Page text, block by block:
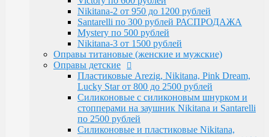
Santarelli, Lucky Star (подростковые) от 1100
до 3000 рублей
Пластиковые антивандальные Nikitana от
1100 до 1900 рублей
РАСПРОДАЖА детских оправ от 250 рублей
Металлические Детские от 600 до 3500
рублей
Оправы под линзы с большими диоптриями по
1200 рублей
Футляры до 400 рублей
Футляры по 600 рублей
Nikitana-2 от 950 до 1200 рублей
Santarelli по 300 рублей РАСПРОДАЖА
Mystery по 500 рублей
Nikitana-3 от 1500 рублей
Оправы титановые (женские и мужские)
Оправы детские
Пластиковые Arezig, Nikitana, Pink Dream,
Lucky Star от 800 до 2500 рублей
Силиконовые с силиконовым шнурком и
стопперами на заушник Nikitana и Santarelli
по 2500 рублей
Силиконовые и пластиковые Nikitana,